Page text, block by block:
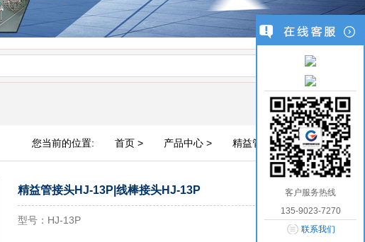
您当前的位置: 首页 > 产品中心 > 精益管接头 >
精益管接头HJ-13P|线棒接头HJ-13P
型号：HJ-13P
客户服务热线
135-9023-7270
联系我们